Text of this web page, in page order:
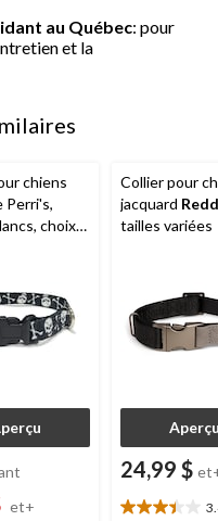
au Québec: pour
et la
chiens
Perri's,
choix
et+
Collier pour
jacquard
tailles variées
24,99 $
3.4